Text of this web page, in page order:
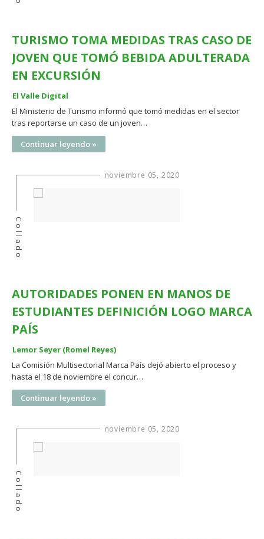
TURISMO TOMA MEDIDAS TRAS CASO DE
JOVEN QUE TOMÓ BEBIDA ADULTERADA
EN EXCURSIÓN
El Valle Digital
El Ministerio de Turismo informó que tomó medidas en el sector
tras reportarse un caso de un joven…
Continuar leyendo »
noviembre 05, 2020
Collado
AUTORIDADES PONEN EN MANOS DE
ESTUDIANTES DEFINICIÓN LOGO MARCA
PAÍS
Lemor Seyer (Romel Reyes)
La Comisión Multisectorial Marca País dejó abierto el proceso y
hasta el 18 de noviembre el concur…
Continuar leyendo »
noviembre 05, 2020
Collado